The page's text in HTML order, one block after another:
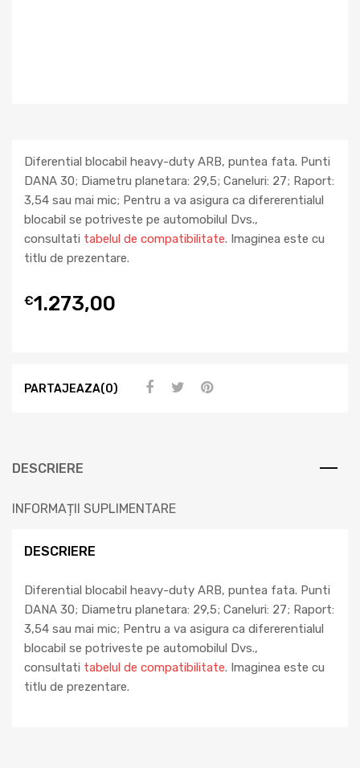
Diferential blocabil heavy-duty ARB, puntea fata. Punti
DANA 30; Diametru planetara: 29,5; Caneluri: 27; Raport:
3,54 sau mai mic; Pentru a va asigura ca difererentialul
blocabil se potriveste pe automobilul Dvs.,
consultati tabelul de compatibilitate. Imaginea este cu
titlu de prezentare.
€1.273,00
PARTAJEAZA(0)
DESCRIERE
INFORMAȚII SUPLIMENTARE
DESCRIERE
Diferential blocabil heavy-duty ARB, puntea fata. Punti
DANA 30; Diametru planetara: 29,5; Caneluri: 27; Raport:
3,54 sau mai mic; Pentru a va asigura ca difererentialul
blocabil se potriveste pe automobilul Dvs.,
consultati tabelul de compatibilitate. Imaginea este cu
titlu de prezentare.